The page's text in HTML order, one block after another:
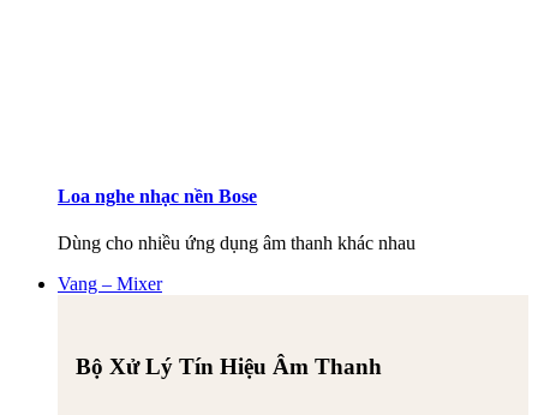
Loa nghe nhạc nền Bose
Dùng cho nhiều ứng dụng âm thanh khác nhau
Vang – Mixer
Bộ Xử Lý Tín Hiệu Âm Thanh